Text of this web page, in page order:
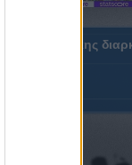
κανονικης